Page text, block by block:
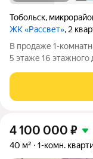
Тобольск,
ЖК «Рассвет», 2
В продаже 1-
5 этаже 16
4 100 000 ₽
40 м² 1-комн.